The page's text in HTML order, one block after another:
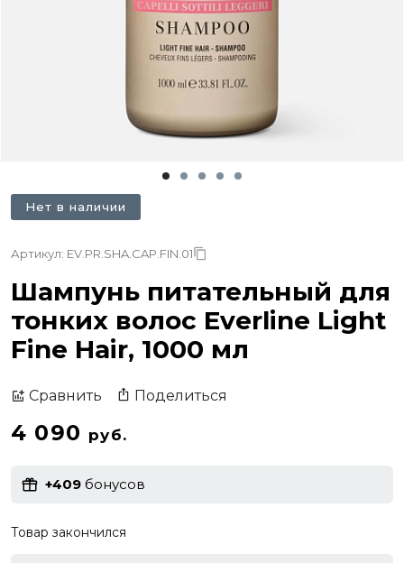
Нет в наличии
Артикул: EV.PR.SHA.CAP.FIN.01
Шампунь питательный для
тонких волос Everline Light
Fine Hair, 1000 мл
Сравнить Поделиться
4 090 руб.
+409 бонусов
Товар закончился